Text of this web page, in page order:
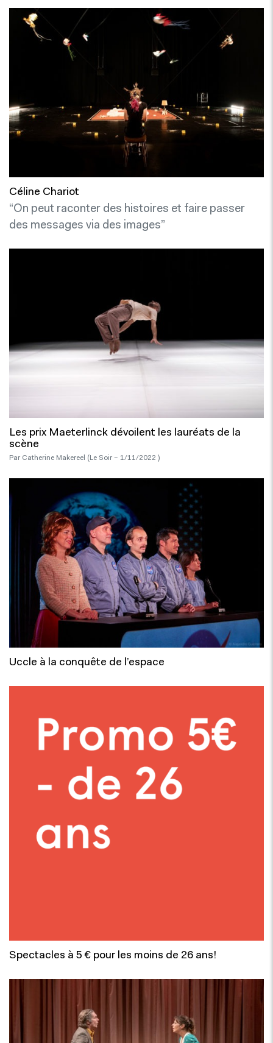
Céline Chariot
“On peut raconter des histoires et faire passer
des messages via des images”
Les prix Maeterlinck dévoilent les lauréats de la
scène
Par Catherine Makereel (Le Soir – 1/11/2022 )
Uccle à la conquête de l’espace
Spectacles à 5 € pour les moins de 26 ans!